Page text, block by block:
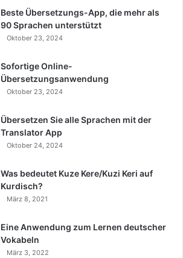
Beste Übersetzungs-App, die mehr als
90 Sprachen unterstützt
Oktober 23, 2024
Sofortige Online-
Übersetzungsanwendung
Oktober 23, 2024
Übersetzen Sie alle Sprachen mit der
Translator App
Oktober 24, 2024
Was bedeutet Kuze Kere/Kuzi Keri auf
Kurdisch?
März 8, 2021
Eine Anwendung zum Lernen deutscher
Vokabeln
März 3, 2022